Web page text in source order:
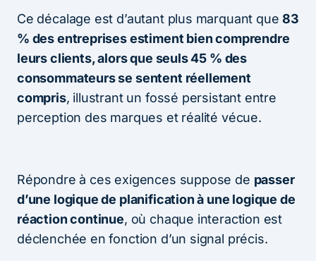
Ce décalage est d’autant plus marquant que83
% des entreprises estiment bien comprendre
leurs clients, alors que seuls 45 % des
consommateurs se sentent réellement
compris, illustrant un fossé persistant entre
perception des marques et réalité vécue.
Répondre à ces exigences suppose de passer
d’une logique de planification à une logique de
réaction continue, où chaque interaction est
déclenchée en fonction d’un signal précis.